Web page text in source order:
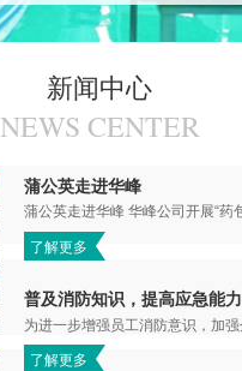
新闻中心
NEWS CENTER
蒲公英走进华峰
了解更多
普及消防知识，提高应急能力
了解更多